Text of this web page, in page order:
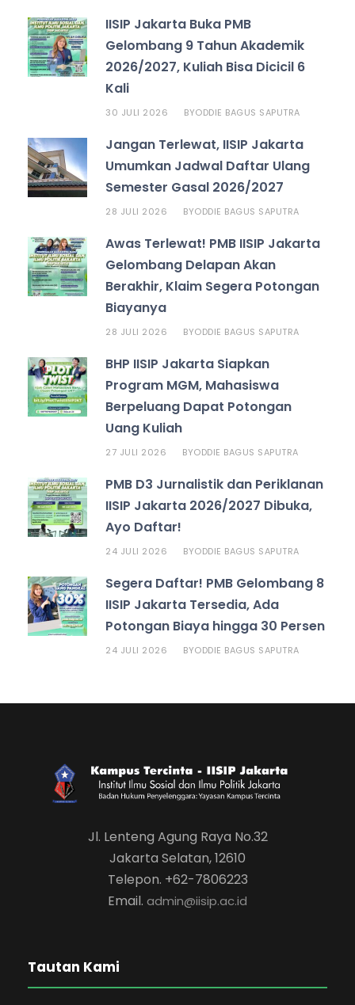
IISIP Jakarta Buka PMB
Gelombang 9 Tahun Akademik
2026/2027, Kuliah Bisa Dicicil 6
Kali
30 JULI 2026 BYODDIE BAGUS SAPUTRA
Jangan Terlewat, IISIP Jakarta
Umumkan Jadwal Daftar Ulang
Semester Gasal 2026/2027
28 JULI 2026 BYODDIE BAGUS SAPUTRA
Awas Terlewat! PMB IISIP Jakarta
Gelombang Delapan Akan
Berakhir, Klaim Segera Potongan
Biayanya
28 JULI 2026 BYODDIE BAGUS SAPUTRA
BHP IISIP Jakarta Siapkan
Program MGM, Mahasiswa
Berpeluang Dapat Potongan
Uang Kuliah
27 JULI 2026 BYODDIE BAGUS SAPUTRA
PMB D3 Jurnalistik dan Periklanan
IISIP Jakarta 2026/2027 Dibuka,
Ayo Daftar!
24 JULI 2026 BYODDIE BAGUS SAPUTRA
Segera Daftar! PMB Gelombang 8
IISIP Jakarta Tersedia, Ada
Potongan Biaya hingga 30 Persen
24 JULI 2026 BYODDIE BAGUS SAPUTRA
Jl. Lenteng Agung Raya No.32
Jakarta Selatan, 12610
Telepon. +62-7806223
Email. admin@iisip.ac.id
Tautan Kami